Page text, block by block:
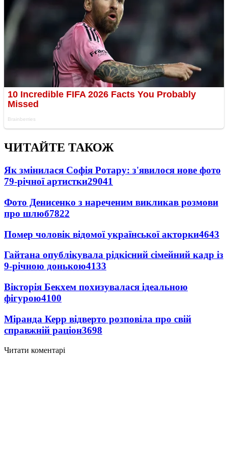
ЧИТАЙТЕ ТАКОЖ
Як змінилася Софія Ротару: з'явилося нове фото
79-річної артистки29041
Фото Денисенко з нареченим викликав розмови
про шлюб7822
Помер чоловік відомої української акторки4643
Гайтана опублікувала рідкісний сімейний кадр із
9-річною донькою4133
Вікторія Бекхем похизувалася ідеальною
фігурою4100
Міранда Керр відверто розповіла про свій
справжній раціон3698
Читати коментарі